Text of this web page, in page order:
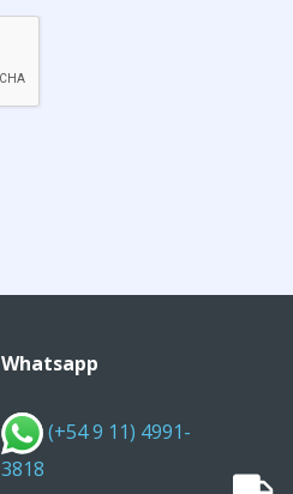
Whatsapp
(+54 9 11) 4991-
3818